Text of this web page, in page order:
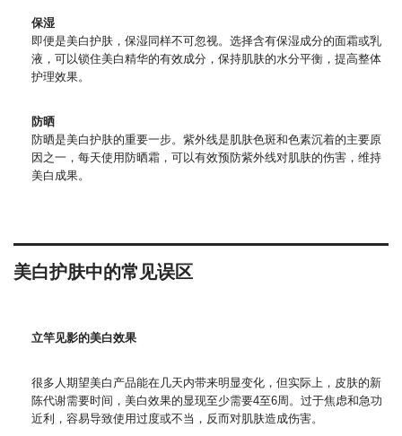
保湿
即便是美白护肤，保湿同样不可忽视。选择含有保湿成分的面霜或乳
液，可以锁住美白精华的有效成分，保持肌肤的水分平衡，提高整体
护理效果。
防晒
防晒是美白护肤的重要一步。紫外线是肌肤色斑和色素沉着的主要原
因之一，每天使用防晒霜，可以有效预防紫外线对肌肤的伤害，维持
美白成果。
美白护肤中的常见误区
立竿见影的美白效果
很多人期望美白产品能在几天内带来明显变化，但实际上，皮肤的新
陈代谢需要时间，美白效果的显现至少需要4至6周。过于焦虑和急功
近利，容易导致使用过度或不当，反而对肌肤造成伤害。